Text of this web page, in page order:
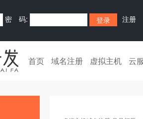
密 码: 注册
首页 域名注册 虚拟主机 云